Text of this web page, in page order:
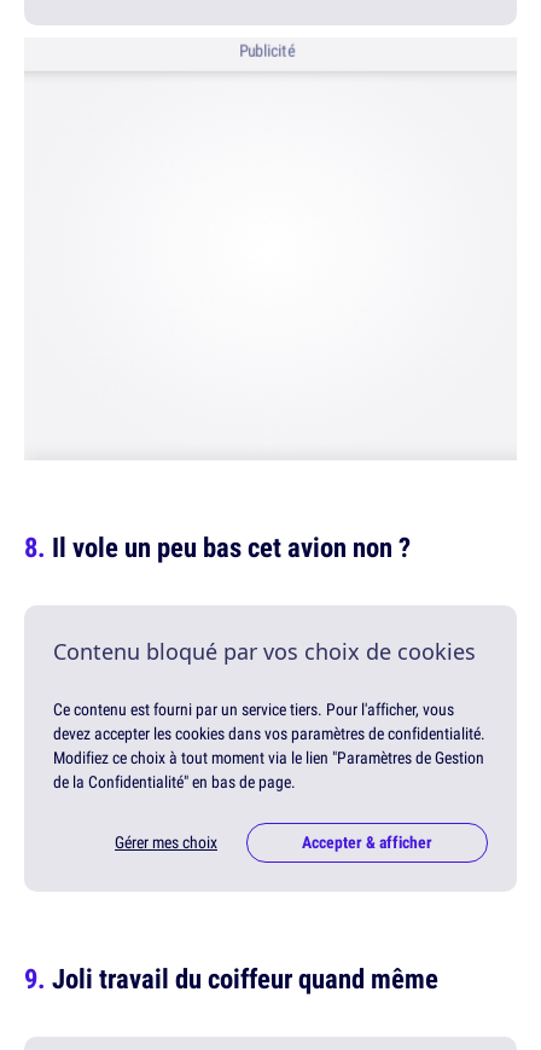
Publicité
Il vole un peu bas cet avion non ?
Contenu bloqué par vos choix de cookies
Ce contenu est fourni par un service tiers. Pour l'afficher, vous
devez accepter les cookies dans vos paramètres de confidentialité.
Modifiez ce choix à tout moment via le lien "Paramètres de Gestion
de la Confidentialité" en bas de page.
Gérer mes choix Accepter & afficher
Joli travail du coiffeur quand même